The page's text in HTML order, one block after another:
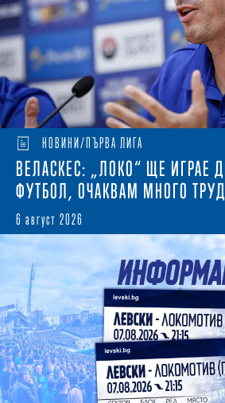
НОВИНИ/ПЪРВА ЛИГА
ВЕЛАСКЕС: „ЛОКО“ ЩЕ ИГРАЕ
ФУТБОЛ, ОЧАКВАМ МНОГО
6 август 2026